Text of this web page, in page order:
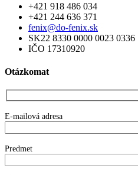
+421 918 486 034
+421 244 636 371
fenix@do-fenix.sk
SK22 8330 0000 0023 0336
IČO 17310920
Otázkomat
E-mailová adresa
Predmet